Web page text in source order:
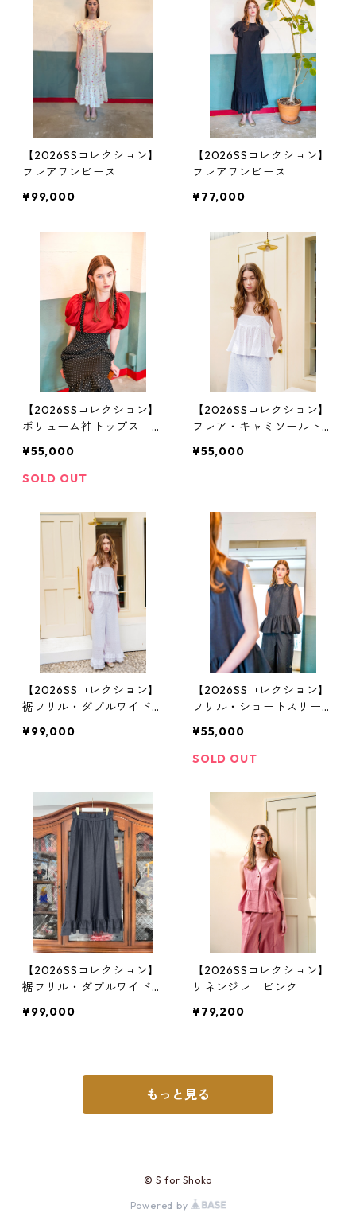
【2026SSコレクション】
フレアワンピース
¥99,000
【2026SSコレクション】
フレアワンピース
¥77,000
【2026SSコレクション】
ボリューム袖トップス レ
¥55,000
SOLD OUT
【2026SSコレクション】
フレア・キャミソールトッ
¥55,000
【2026SSコレクション】
裾フリル・ダブルワイドワ
柄）
¥99,000
【2026SSコレクション】
フリル・ショートスリーブ
¥55,000
SOLD OUT
【2026SSコレクション】
裾フリル・ダブルワイドワ
ム
¥99,000
【2026SSコレクション】
リネンジレ ピンク
¥79,200
もっと見る
© S for Shoko
Powered by